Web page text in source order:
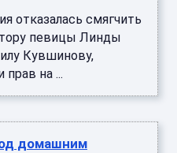
отказалась смягчить
певицы Линды
Кувшинову,
на ...
домашним